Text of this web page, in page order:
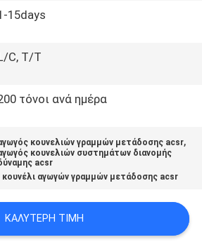
15days
C, T/T
τόνοι ανά ημέρα
κουνελιών γραμμών μετάδοσης acsr,
κουνελιών συστημάτων διανομής
acsr
κουνέλι αγωγών γραμμών μετάδοσης acsr
ΚΑΛΎΤΕΡΗ ΤΙΜΉ